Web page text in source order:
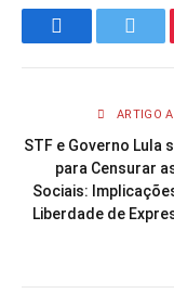
Facebook
ARTIGO
STF e Governo Lula
para Censurar
Sociais:
Liberdade de